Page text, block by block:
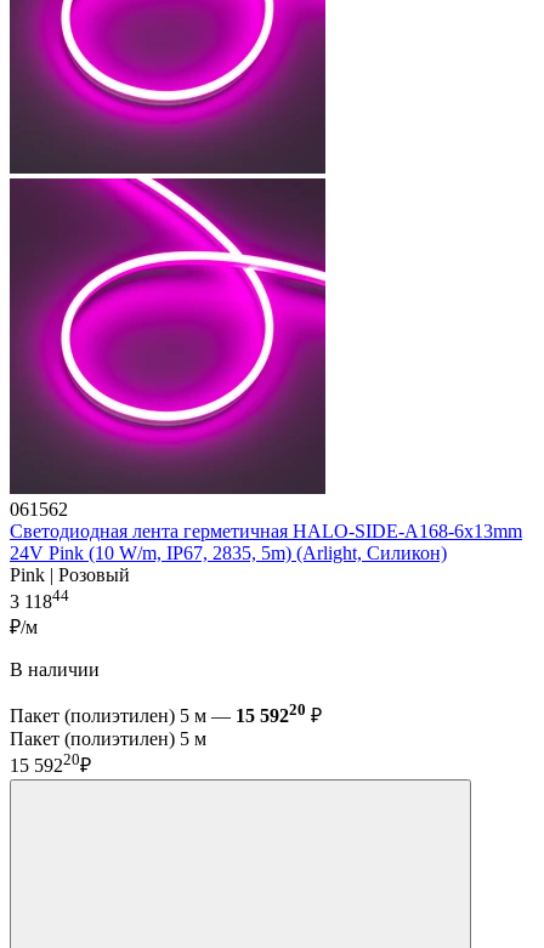
061562
Светодиодная лента герметичная HALO-SIDE-A168-6x13mm
24V Pink (10 W/m, IP67, 2835, 5m) (Arlight, Силикон)
Pink | Розовый
3 11844
₽/м
В наличии
Пакет (полиэтилен) 5 м — 15 59220 ₽
Пакет (полиэтилен) 5 м
15 59220₽